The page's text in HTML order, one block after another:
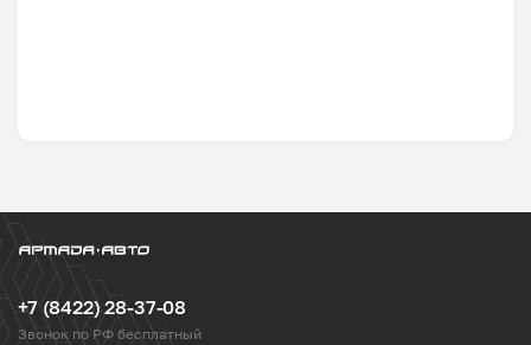
+7 (8422) 28-37-08
Звонок по РФ бесплатный